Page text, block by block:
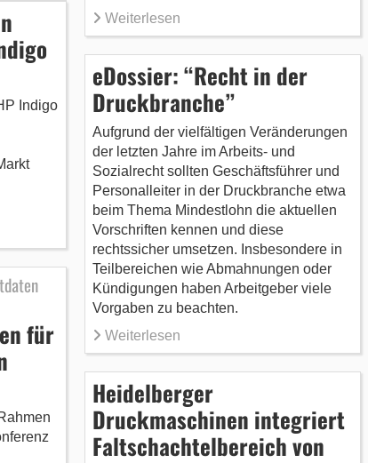
Weiterlesen
Indigo
eDossier: “Recht in der
Druckbranche”
Aufgrund der vielfältigen Veränderungen
der letzten Jahre im Arbeits- und
Sozialrecht sollten Geschäftsführer und
Personalleiter in der Druckbranche etwa
beim Thema Mindestlohn die aktuellen
Vorschriften kennen und diese
rechtssicher umsetzen. Insbesondere in
Teilbereichen wie Abmahnungen oder
Kündigungen haben Arbeitgeber viele
Vorgaben zu beachten.
Weiterlesen
für
Heidelberger
Druckmaschinen integriert
Faltschachtelbereich von